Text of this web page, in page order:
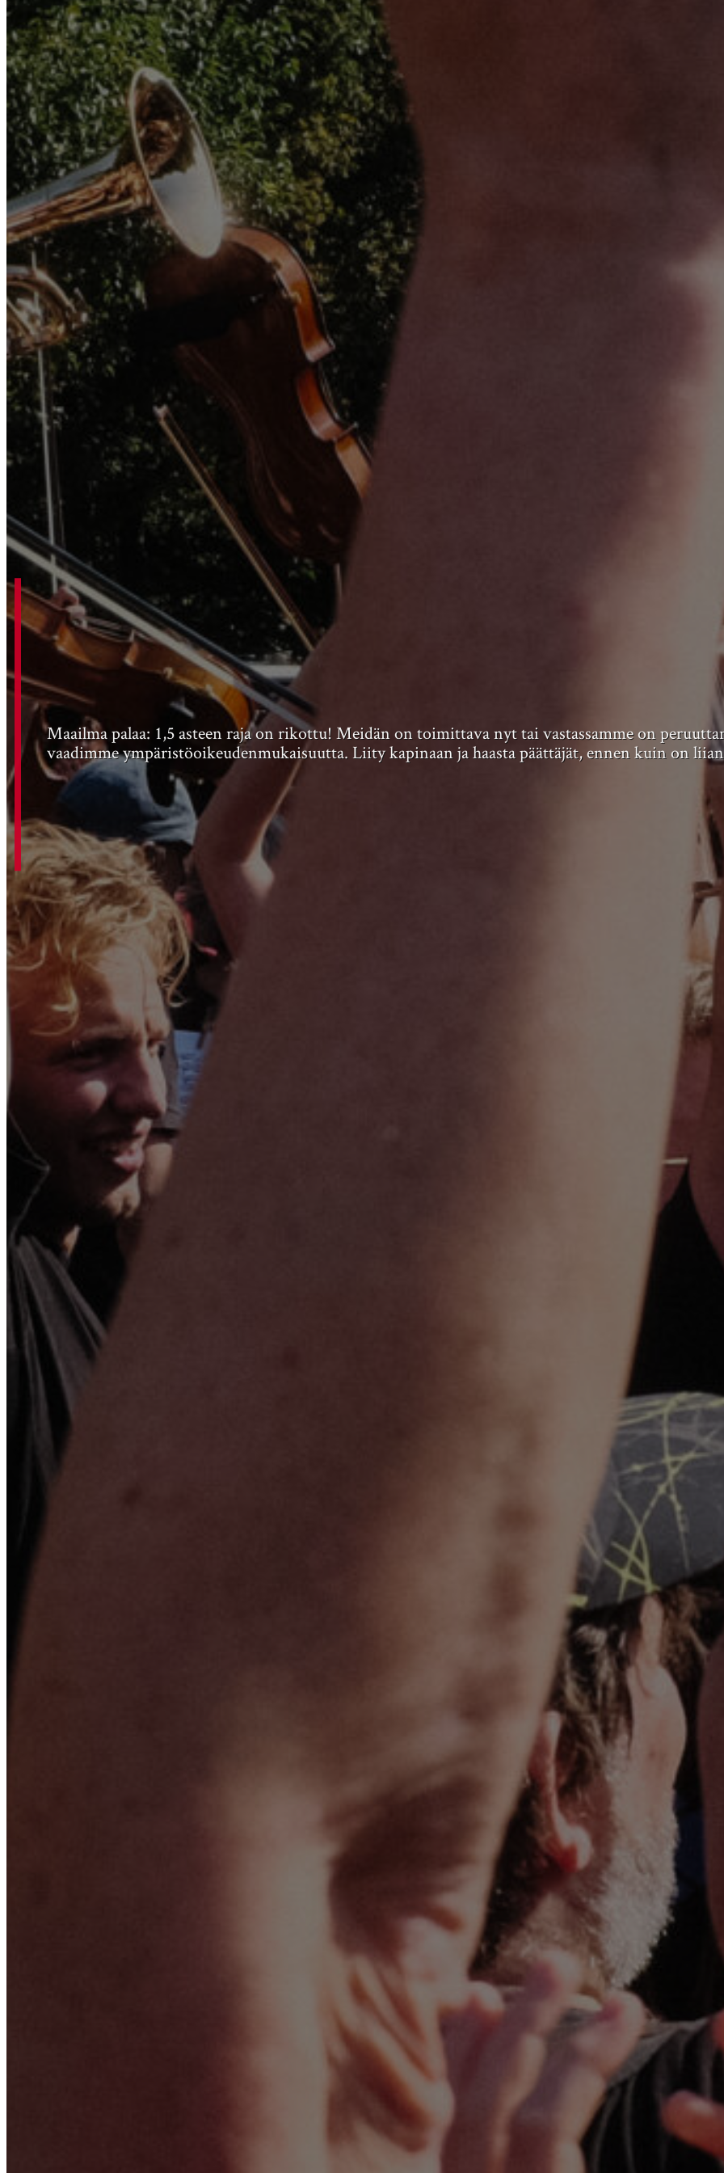
Maailma palaa: 1,5 asteen raja on rikottu! Meidän on toimittava nyt tai vastassamme on
vaadimme ympäristöoikeudenmukaisuutta. Liity kapinaan ja haasta päättäjät, ennen kuin on